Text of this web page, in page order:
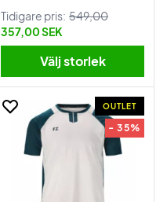
Tidigare pris: 549,00
357,00 SEK
Välj storlek
OUTLET
- 35%